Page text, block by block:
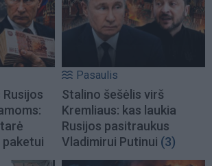
Rusijos
paketui
Pasaulis
Stalino šešėlis virš
Kremliaus: kas laukia
Rusijos pasitraukus
Vladimirui Putinui (3)